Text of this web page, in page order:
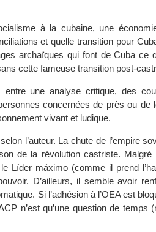
à la cubaine, une
et quelle transition pour
archaïques qui font de Cuba ce
cette fameuse transition post-
entre une analyse critique, des
concernées de près ou de
vivant et ludique.
l’auteur. La chute de l’empire
de la révolution castriste. Malgré
Líder máximo (comme il prend
D’ailleurs, il semble avoir
Si l’adhésion à l’OEA est
n’est qu’une question de temps